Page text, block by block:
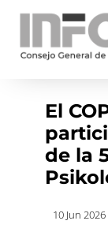
El
de la
10 Jun 2026